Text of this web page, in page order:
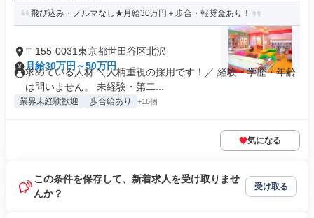
飛び込み・ノルマなし★月給30万円＋歩合・報奨金あり！
〒155-0031東京都世田谷区北沢
月給30万円～50万円
求めている人材 ＼人柄重視の採用です！／ 経験・学歴・年齢
は問いません。 未経験・第二...
業界未経験歓迎 歩合給あり +16個
気になる
この条件を保存して、新着求人を受け取りませ
んか？
受け取る